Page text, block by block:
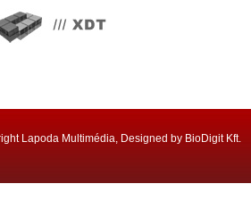
Lapoda Multimédia, Designed by BioDigit Kft.